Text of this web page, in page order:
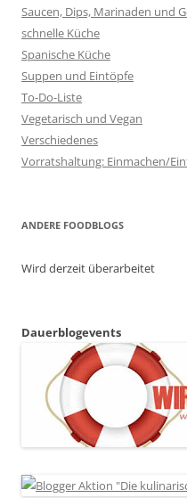
Saucen, Dips, Marinaden und
schnelle Küche
Spanische Küche
Suppen und Eintöpfe
To-Do-Liste
Vegetarisch und Vegan
Verschiedenes
Vorratshaltung: Einmachen/
ANDERE FOODBLOGS
Wird derzeit überarbeitet
Dauerblogevents